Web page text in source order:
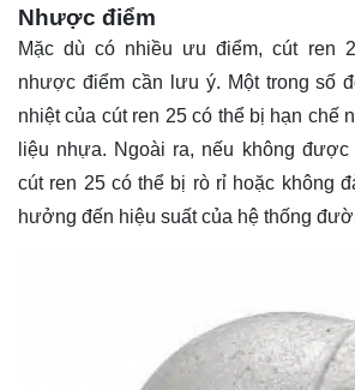
Nhược điểm
Mặc dù có nhiều ưu điểm, cút ren
nhược điểm cần lưu ý. Một trong số
nhiệt của cút ren 25 có thể bị hạn chế
liệu nhựa. Ngoài ra, nếu không được
cút ren 25 có thể bị rò rỉ hoặc không
hưởng đến hiệu suất của hệ thống